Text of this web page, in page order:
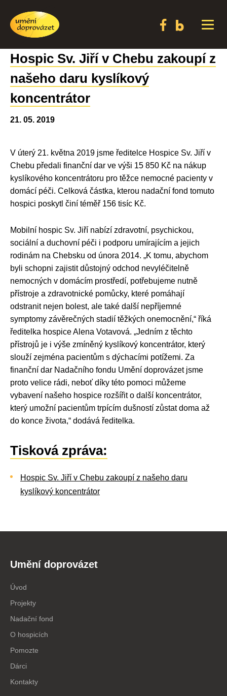
Hospic Sv. Jiří v Chebu zakoupí z
našeho daru kyslíkový
koncentrátor
21. 05. 2019
V úterý 21. května 2019 jsme ředitelce Hospice Sv. Jiří v
Chebu předali finanční dar ve výši 15 850 Kč na nákup
kyslíkového koncentrátoru pro těžce nemocné pacienty v
domácí péči. Celková částka, kterou nadační fond tomuto
hospici poskytl činí téměř 156 tisíc Kč.
Mobilní hospic Sv. Jiří nabízí zdravotní, psychickou,
sociální a duchovní péči i podporu umírajícím a jejich
rodinám na Chebsku od února 2014. „K tomu, abychom
byli schopni zajistit důstojný odchod nevyléčitelně
nemocných v domácím prostředí, potřebujeme nutně
přístroje a zdravotnické pomůcky, které pomáhají
odstranit nejen bolest, ale také další nepříjemné
symptomy závěrečných stadií těžkých onemocnění,“ říká
ředitelka hospice Alena Votavová. „Jedním z těchto
přístrojů je i výše zmíněný kyslíkový koncentrátor, který
slouží zejména pacientům s dýchacími potížemi. Za
finanční dar Nadačního fondu Umění doprovázet jsme
proto velice rádi, neboť díky této pomoci můžeme
vybavení našeho hospice rozšířit o další koncentrátor,
který umožní pacientům trpícím dušností zůstat doma až
do konce života,“ dodává ředitelka.
Tisková zpráva:
Hospic Sv. Jiří v Chebu zakoupí z našeho daru
kyslíkový koncentrátor
Umění doprovázet
Úvod
Projekty
Nadační fond
O hospicích
Pomozte
Dárci
Kontakty